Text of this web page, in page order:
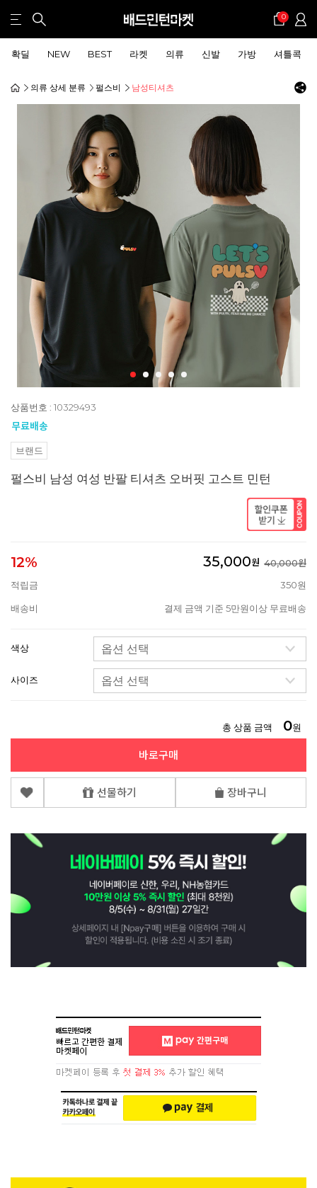
0
확딜 NEW BEST 라켓 의류 신발 가방 셔틀콕
의류 상세 분류 펄스비 남성티셔츠
상품번호 : 10329493
브랜드
펄스비 남성 여성 반팔 티셔츠 오버핏 고스트 민턴
12% 35,000원 40,000원
적립금
350원
배송비 결제 금액 기준 5만원이상 무료배송
색상
사이즈
총 상품 금액 0원
바로구매
선물하기 장바구니